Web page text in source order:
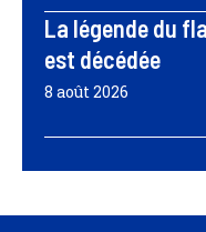
La légende du
est décédée
8 août 2026